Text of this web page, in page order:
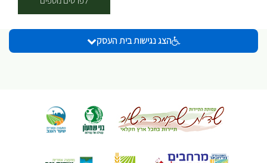
המטבחים של המסעדות המדהימות OPA ונאיפה. לפני כמה חודשים אני
ואשתי ורד עברנו למושב ניר משה שבצפון הנגב. הקמנו לנו בית, גינת ירק
צמודה ולול תרנגולות. והנה, החלום סוף סוף הופך למציאות. אני מזמין
אתכם לאירוח אינטימי בחצר ביתי, בו אבשל לכם מנות מיוחדות ומותאמות
ומיוחדת – אירוח אינטימי בחצר הבית במושב ניר משה. בערבים קסומים
אלה, אבשל עבורכם מנות עונתיות וייחודיות, שנולדו מתוך ניסיון רב, אהבה
משובצות בטעמים אותנטיים שישקפו את האזור, את האורחים – ואותי למי
הצג נגישות בית העסק